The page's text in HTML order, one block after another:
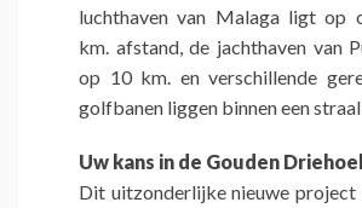
luchthaven van Malaga ligt op
km. afstand, de jachthaven van
op 10 km. en verschillende
golfbanen liggen binnen een
Uw kans in de Gouden
Dit uitzonderlijke nieuwe project